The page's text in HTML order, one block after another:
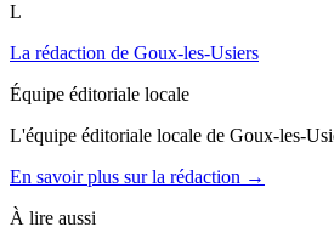
L
La rédaction de Goux-les-Usiers
Équipe éditoriale locale
L'équipe éditoriale locale de Goux-les-
En savoir plus sur la rédaction →
À lire aussi